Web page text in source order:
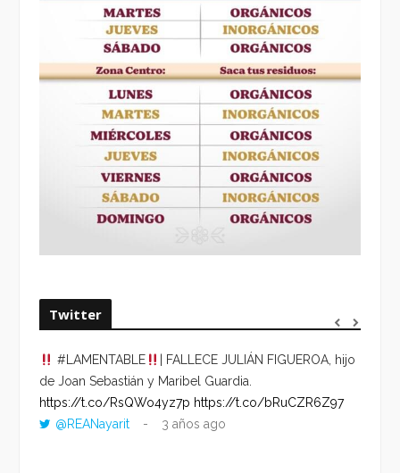
Twitter
#LAMENTABLE
| FALLECE JULIÁN FIGUEROA, hijo
de Joan Sebastián y Maribel Guardia.
https://t.co/RsQWo4yz7p https://t.co/bRuCZR6Z97
@REANayarit
3 años ago